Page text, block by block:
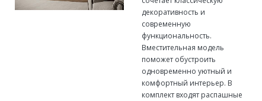
декоративность и
современную
функциональность.
Вместительная модель
поможет обустроить
одновременно уютный и
комфортный интерьер. В
комплект входят распашные